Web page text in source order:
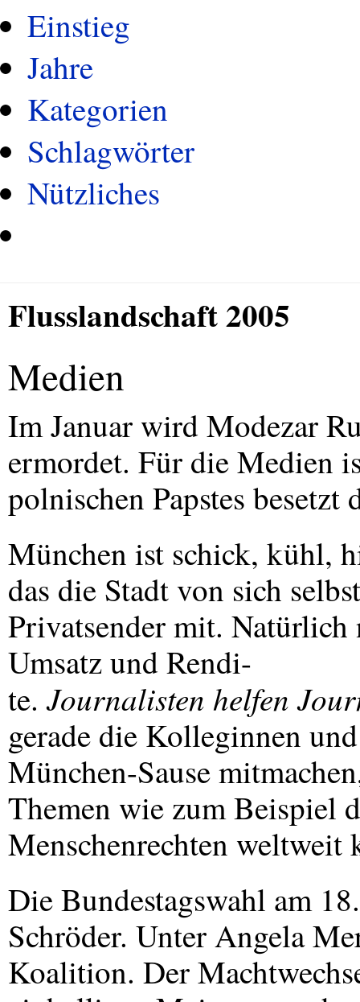
Einstieg
Jahre
Kategorien
Schlagwörter
Nützliches
Flusslandschaft 2005
Medien
Im Januar wird Modezar
ermordet. Für die Medien
polnischen Papstes
München ist schick, kühl,
das die Stadt von sich
Privatsender mit.
Umsatz und Rendi-
te.Journalisten helfen
gerade die Kolleginnen
München-Sause
Themen wie zum Beispiel
Menschenrechten weltweit
Die Bundestagswahl am
Schröder. Unter Angela
Koalition. Der